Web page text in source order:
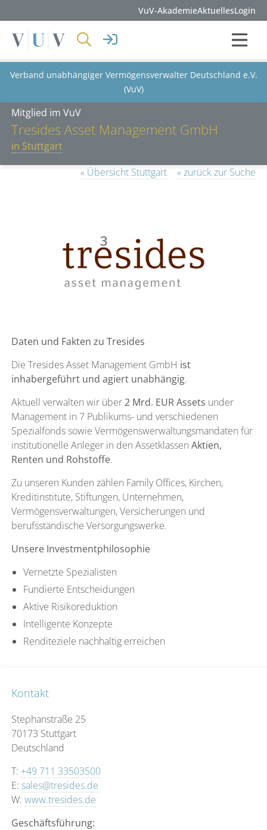
VuV-AkademieAktuellesLogin
Verband unabhängiger Vermögensverwalter Deutschland e.V.
(VuV)
Mitglied im VuV
Tresides Asset Management GmbH
in Stuttgart
« Übersicht Stuttgart
« zurück zur Suche
Daten und Fakten zu Tresides
Die Tresides Asset Management GmbH ist
inhabergeführt und agiert unabhängig.
Aktuell verwalten wir über2 Mrd. EUR Assets under
Management in 7 Publikums- und verschiedenen
Spezialfonds sowie Vermögenswerwaltungsmandaten für
institutionelle Anleger in den AssetklassenAktien,
Renten und Rohstoffe.
Zu unseren Kunden zählen Family Offices, Kirchen,
Kreditinstitute, Stiftungen, Unternehmen,
Vermögensverwaltungen, Versicherungen und
berufsständische Versorgungswerke.
Unsere Investmentphilosophie
Vernetzte Spezialisten
Fundierte Entscheidungen
Aktive Risikoreduktion
Intelligente Konzepte
Renditeziele nachhaltig erreichen
Kontakt
Stephanstraße 25
70173 Stuttgart
Deutschland
T: +49 711 33503500
E:sales@tresides.de
W:www.tresides.de
Geschäftsführung: